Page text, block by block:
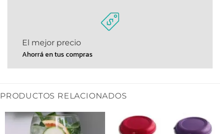
El mejor precio
Ahorrá en tus compras
PRODUCTOS RELACIONADOS